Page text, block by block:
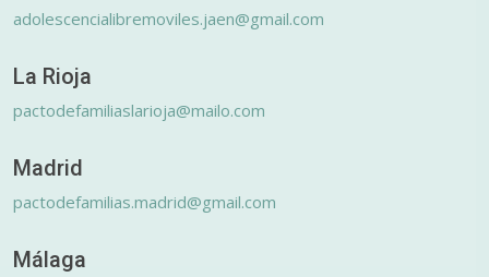
adolescencialibremoviles.jaen@gmail.com
La Rioja
pactodefamiliaslarioja@mailo.com
Madrid
pactodefamilias.madrid@gmail.com
Málaga